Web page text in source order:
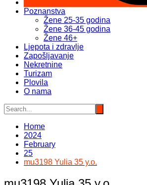
Poznanstva
Žene 25-35 godina
Žene 36-45 godina
Žene 46+
Ljepota i zdravlje
Zapošljavanje
Nekretnine
Turizam
Plovila
O nama
Home
2024
February
25
mu3198 Yulia 35 y.o.